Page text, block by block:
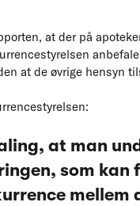
at der på
at de øvrige hensyn
at man
som